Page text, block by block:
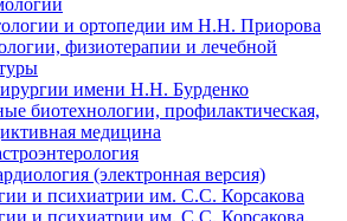
и ортопедии им Н.Н. Приорова
физиотерапии и лечебной
имени Н.Н. Бурденко
биотехнологии, профилактическая,
медицина
(электронная версия)
и психиатрии им. С.С. Корсакова
и психиатрии им. С.С. Корсакова.